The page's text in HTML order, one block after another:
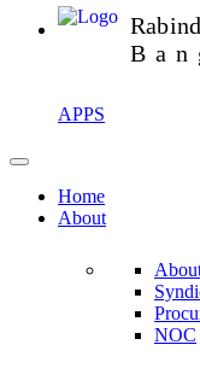
APPS
Home
About
NOC